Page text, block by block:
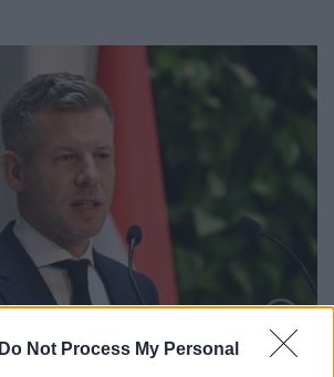
Do Not Process My Personal